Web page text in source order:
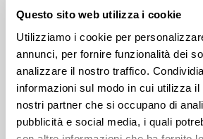
Questo sito web utilizza i cookie
Utilizziamo i cookie per
annunci, per fornire funzionalità dei
analizzare il nostro traffico.
informazioni sul modo in cui utilizza
nostri partner che si occupano di
pubblicità e social media, i quali
Federico II
Architettura
Ciao sono MariaGiovanna, ho
scientifico e proseguito gli studi in
unico 5UE. Sono disponibili per